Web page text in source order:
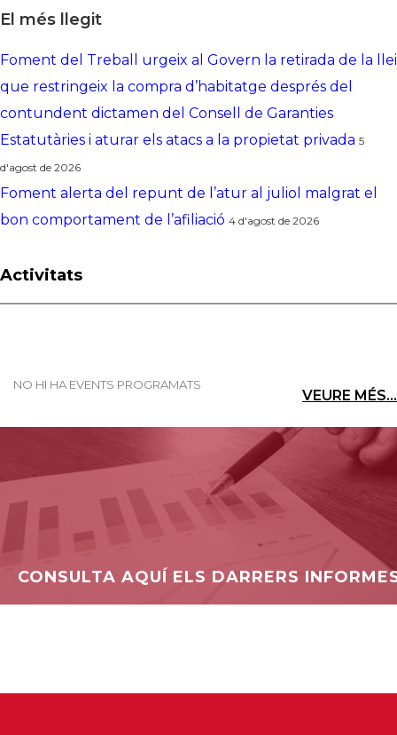
El més llegit
Foment del Treball urgeix al Govern la retirada de la llei
que restringeix la compra d’habitatge després del
contundent dictamen del Consell de Garanties
Estatutàries i aturar els atacs a la propietat privada 5
d'agost de 2026
Foment alerta del repunt de l’atur al juliol malgrat el
bon comportament de l’afiliació 4 d'agost de 2026
Activitats
NO HI HA EVENTS PROGRAMATS
VEURE MÉS...
CONSULTA AQUÍ ELS DARRERS